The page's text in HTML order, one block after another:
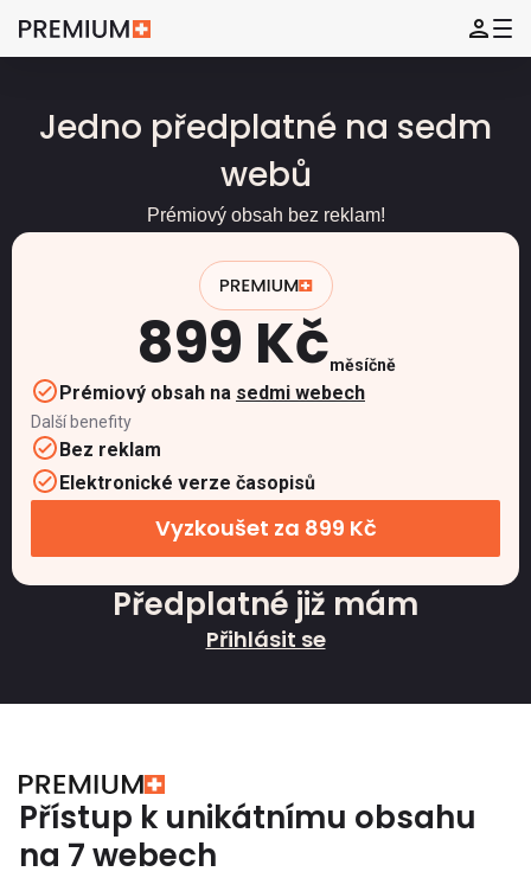
Jedno předplatné na sedm
webů
Prémiový obsah bez reklam!
899 Kčměsíčně
Prémiový obsah na sedmi webech
Další benefity
Bez reklam
Elektronické verze časopisů
Vyzkoušet za 899 Kč
Předplatné již mám
Přihlásit se
Přístup k unikátnímu obsahu
na 7 webech